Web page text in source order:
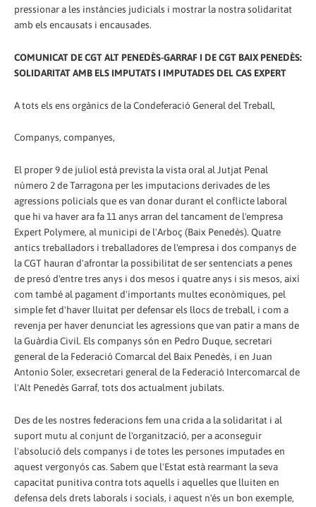
pressionar a les instàncies judicials i mostrar la nostra solidaritat
amb els encausats i encausades.
COMUNICAT DE CGT ALT PENEDÈS-GARRAF I DE CGT BAIX PENEDÈS:
SOLIDARITAT AMB ELS IMPUTATS I IMPUTADES DEL CAS EXPERT
A tots els ens orgànics de la Condeferació General del Treball,
Companys, companyes,
El proper 9 de juliol està prevista la vista oral al Jutjat Penal
número 2 de Tarragona per les imputacions derivades de les
agressions policials que es van donar durant el conflicte laboral
que hi va haver ara fa 11 anys arran del tancament de l'empresa
Expert Polymere, al municipi de l'Arboç (Baix Penedès). Quatre
antics treballadors i treballadores de l'empresa i dos companys de
la CGT hauran d'afrontar la possibilitat de ser sentenciats a penes
de presó d'entre tres anys i dos mesos i quatre anys i sis mesos, així
com també al pagament d'importants multes econòmiques, pel
simple fet d'haver lluitat per defensar els llocs de treball, i com a
revenja per haver denunciat les agressions que van patir a mans de
la Guàrdia Civil. Els companys són en Pedro Duque, secretari
general de la Federació Comarcal del Baix Penedès, i en Juan
Antonio Soler, exsecretari general de la Federació Intercomarcal de
l'Alt Penedès Garraf, tots dos actualment jubilats.
Des de les nostres federacions fem una crida a la solidaritat i al
suport mutu al conjunt de l'organització, per a aconseguir
l'absolució dels companys i de totes les persones imputades en
aquest vergonyós cas. Sabem que l'Estat està rearmant la seva
capacitat punitiva contra tots aquells i aquelles que lluiten en
defensa dels drets laborals i socials, i aquest n'és un bon exemple,